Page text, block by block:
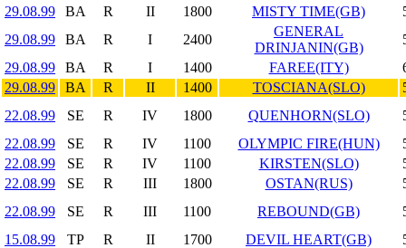
29.08.99
BA R II 1800 MISTY TIME(GB)
29.08.99
BA R I 2400
GENERAL
DRINJANIN(GB)
29.08.99
BA R I 1400 FAREE(ITY)
29.08.99
BA R II 1400 TOSCIANA(SLO)
22.08.99
SE R IV 1800 QUENHORN(SLO)
22.08.99
SE R IV 1100 OLYMPIC FIRE(HUN)
22.08.99
SE R IV 1100 KIRSTEN(SLO)
22.08.99
SE R III 1800 OSTAN(RUS)
22.08.99
SE R III 1100 REBOUND(GB)
15.08.99
TP R II 1700 DEVIL HEART(GB)